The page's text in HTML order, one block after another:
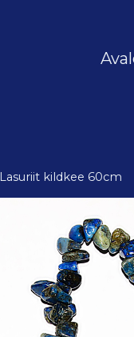
Lasuriit kildkee 60cm